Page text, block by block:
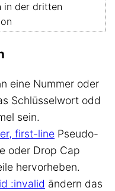
in der dritten
eine Nummer oder
Schlüsselwort odd
sein.
first-line Pseudo-
oder Drop Cap
hervorheben.
:invalid ändern das